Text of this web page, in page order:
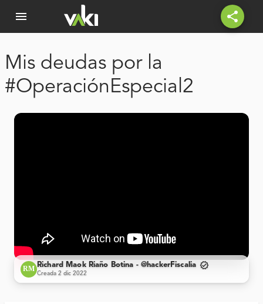
menu share
Mis deudas por la
#OperaciónEspecial2
RM Richard Maok Riaño Botina - @hackerFiscalia verified
Creada 2 dic 2022